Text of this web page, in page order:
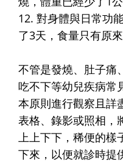
12. 對身體與日常功
了3天，食量只有原來
不管是發燒、肚子痛
吃不下等幼兒疾病常
本原則進行觀察且詳
表格、錄影或照相，
上上下下，稀便的樣
下來，以便就診時提